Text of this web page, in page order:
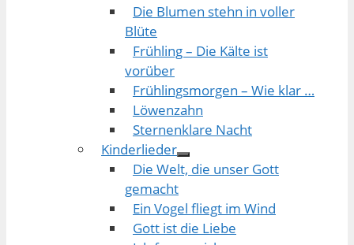
Die Blumen stehn in voller
Blüte
Frühling – Die Kälte ist
vorüber
Frühlingsmorgen – Wie klar …
Löwenzahn
Sternenklare Nacht
Kinderlieder
Die Welt, die unser Gott
gemacht
Ein Vogel fliegt im Wind
Gott ist die Liebe